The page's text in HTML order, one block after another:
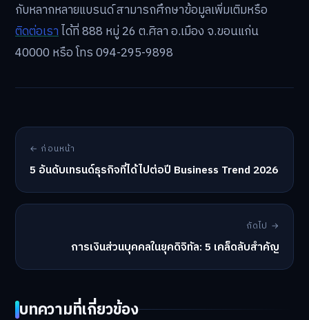
กับหลากหลายแบรนด์ สามารถศึกษาข้อมูลเพิ่มเติมหรือ
ติดต่อเราได้ที่ 888 หมู่ 26 ต.ศิลา อ.เมือง จ.ขอนแก่น
40000 หรือ โทร 094-295-9898
← ก่อนหน้า
5 อันดับเทรนด์ธุรกิจที่ได้ไปต่อปี Business Trend 2026
ถัดไป →
การเงินส่วนบุคคลในยุคดิจิทัล: 5 เคล็ดลับสำคัญ
บทความที่เกี่ยวข้อง